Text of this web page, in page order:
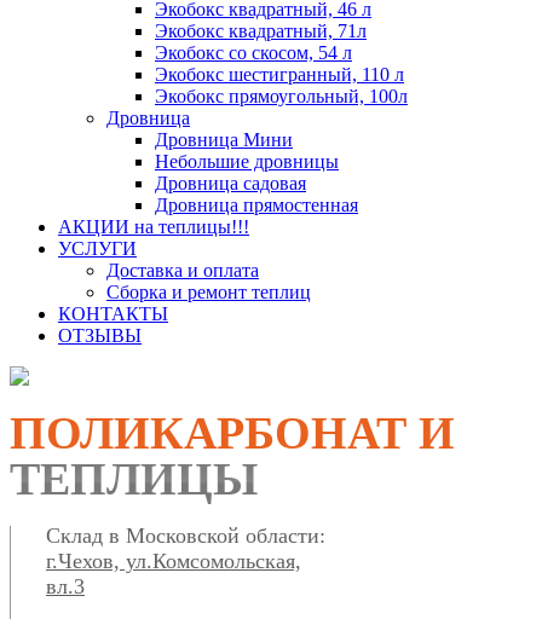
Экобокс квадратный, 46 л
Экобокс квадратный, 71л
Экобокс со скосом, 54 л
Экобокс шестигранный, 110 л
Экобокс прямоугольный, 100л
Дровница
Дровница Мини
Небольшие дровницы
Дровница садовая
Дровница прямостенная
АКЦИИ на теплицы!!!
УСЛУГИ
Доставка и оплата
Сборка и ремонт теплиц
КОНТАКТЫ
ОТЗЫВЫ
ПОЛИКАРБОНАТ И
ТЕПЛИЦЫ
Склад в Московской области:
г.Чехов, ул.Комсомольская,
вл.3